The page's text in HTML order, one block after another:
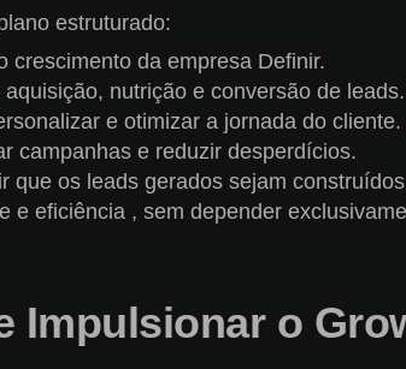
estruturado:
crescimento da empresa Definir.
nutrição e conversão de leads.
e otimizar a jornada do cliente.
campanhas e reduzir desperdícios.
que os leads gerados sejam
eficiência , sem depender
Impulsionar o